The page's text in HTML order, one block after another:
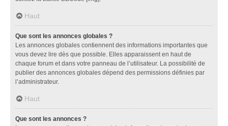
Haut
Que sont les annonces globales ?
Les annonces globales contiennent des informations importantes que
vous devez lire dès que possible. Elles apparaissent en haut de
chaque forum et dans votre panneau de l’utilisateur. La possibilité de
publier des annonces globales dépend des permissions définies par
l’administrateur.
Haut
Que sont les annonces ?